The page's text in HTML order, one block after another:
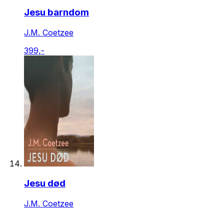
Jesu barndom
J.M. Coetzee
399,-
Jesu død
J.M. Coetzee